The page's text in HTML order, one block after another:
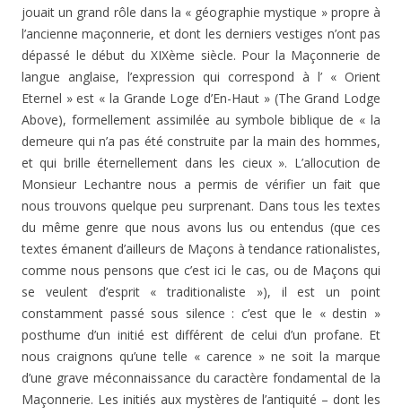
jouait un grand rôle dans la « géographie mystique » propre à
l’ancienne maçonnerie, et dont les derniers vestiges n’ont pas
dépassé le début du XIXème siècle. Pour la Maçonnerie de
langue anglaise, l’expression qui correspond à l’ « Orient
Eternel » est « la Grande Loge d’En-Haut » (The Grand Lodge
Above), formellement assimilée au symbole biblique de « la
demeure qui n’a pas été construite par la main des hommes,
et qui brille éternellement dans les cieux ». L’allocution de
Monsieur Lechantre nous a permis de vérifier un fait que
nous trouvons quelque peu surprenant. Dans tous les textes
du même genre que nous avons lus ou entendus (que ces
textes émanent d’ailleurs de Maçons à tendance rationalistes,
comme nous pensons que c’est ici le cas, ou de Maçons qui
se veulent d’esprit « traditionaliste »), il est un point
constamment passé sous silence : c’est que le « destin »
posthume d’un initié est différent de celui d’un profane. Et
nous craignons qu’une telle « carence » ne soit la marque
d’une grave méconnaissance du caractère fondamental de la
Maçonnerie. Les initiés aux mystères de l’antiquité – dont les